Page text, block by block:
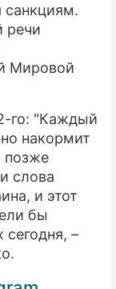
санкциям.
речи
Мировой
го: "Каждый
накормит
позже
слова
и этот
бы
–